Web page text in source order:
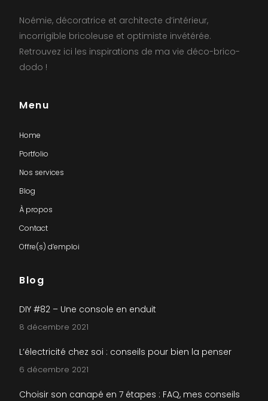
Noémie, décoratrice et architecte d’intérieur,
incorrigible bricoleuse et optimiste invétérée.
Retrouvez ici les inspirations de ma vie déco-brico-
dodo !
Menu
Home
Portfolio
Nos services
Blog
À propos
Contact
Offre(s) d’emploi
Blog
DIY #82 – Une console en enduit
8 décembre 2021
L’électricité chez soi : conseils pour bien la penser
6 décembre 2021
Choisir son canapé en 7 étapes : FAQ, mes conseils